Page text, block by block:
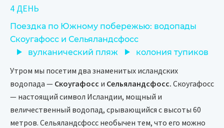
4 ДЕНЬ
Поездка по Южному побережью: водопады
Скоугафосс и Сельяландсфосс
вулканический пляж
колония тупиков
Утром мы посетим два знаменитых исландских
водопада — Скоугафосс и Сельяландсфосс. Скоугафосс
— настоящий символ Исландии, мощный и
величественный водопад, срывающийся с высоты 60
метров. Сельяландсфосс необычен тем, что его можно